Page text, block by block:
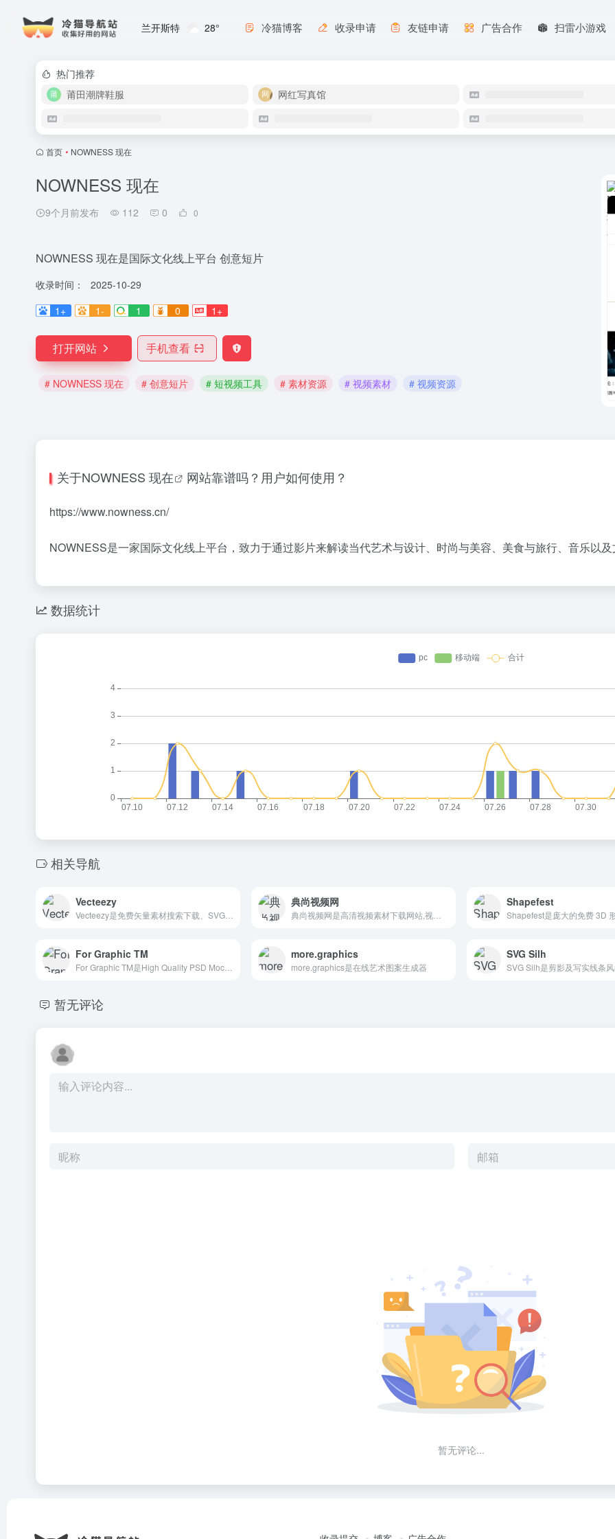
兰开斯特 28° 冷猫博客 收录申请 友链申请 广告合作 扫雷小游戏
热门推荐
莆田潮牌鞋服
网红写真馆
首页 • NOWNESS 现在
NOWNESS 现在
9个月前发布 112 0 0
NOWNESS 现在是国际文化线上平台 创意短片
收录时间：
2025-10-29
1+
1- 1 0 1+
打开网站 手机查看
# NOWNESS 现在 # 创意短片 # 短视频工具 # 素材资源 # 视频素材 # 视频资源
关于NOWNESS 现在 网站靠谱吗？用户如何使用？
https://www.nowness.cn/
NOWNESS是一家国际文化线上平台，致力于通过影片来解读当代艺术与设计、时尚与美容、美食与旅行、音乐以
数据统计
相关导航
Vecteezy 典尚视频网 Shapefest
For Graphic TM more.graphics
more.graphics是在线艺术图案生成器
SVG Silh
SVG Silh是剪影及写实线条
暂无评论
暂无评论...